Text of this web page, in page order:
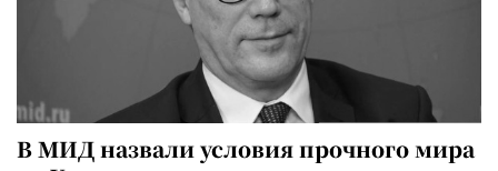
В МИД назвали условия прочного мира